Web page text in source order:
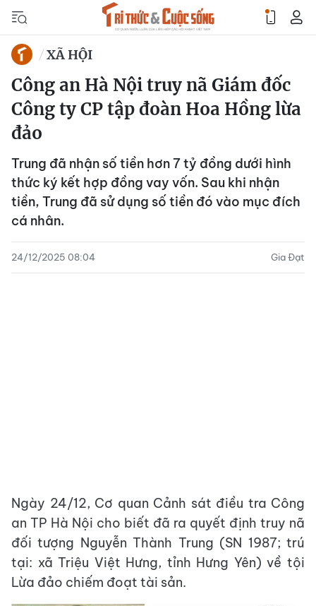
XÃ HỘI
Công an Hà Nội truy nã Giám đốc
Công ty CP tập đoàn Hoa Hồng lừa
đảo
Trung đã nhận số tiền hơn 7 tỷ đồng dưới hình
thức ký kết hợp đồng vay vốn. Sau khi nhận
tiền, Trung đã sử dụng số tiền đó vào mục đích
cá nhân.
24/12/2025 08:04 Gia Đạt
Ngày 24/12, Cơ quan Cảnh sát điều tra Công
an TP Hà Nội cho biết đã ra quyết định truy nã
đối tượng Nguyễn Thành Trung (SN 1987; trú
tại: xã Triệu Việt Hưng, tỉnh Hưng Yên) về tội
Lừa đảo chiếm đoạt tài sản.